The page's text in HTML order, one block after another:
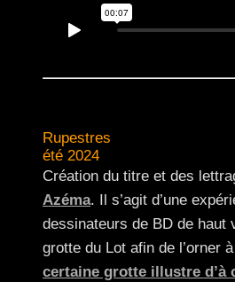
Rupestres
été 2024
Création du titre et des
Azéma. Il s’agit d’une
dessinateurs de BD de haut
grotte du Lot afin de l’orner
certaine grotte illustre d’à